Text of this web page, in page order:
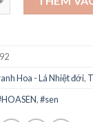
Hoa - Lá Nhiệt đới,
,#sen